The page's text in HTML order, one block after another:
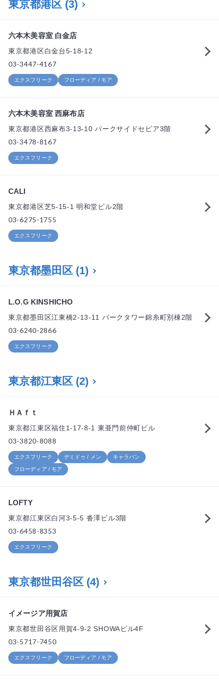
東京都港区 (3)
六本木美容室 白金店
東京都港区白金台5-18-12
03-3447-4167
エクスフリーク フローディア / モア
六本木美容室 西麻布店
東京都港区西麻布3-13-10 パークサイドセピア3階
03-3478-8167
エクスフリーク
CALI
東京都港区芝5-15-1 明和堂ビル2階
03-6275-1755
エクスフリーク
東京都墨田区 (1)
L.O.G KINSHICHO
東京都墨田区江東橋2-13-11 パークタワー錦糸町別棟2階
03-6240-2866
エクスフリーク
東京都江東区 (2)
ＨＡｆｔ
東京都江東区福住1-17-8-1 東亜門前仲町ビル
03-3820-8088
エクスフリーク デミドゥ / メン キャラバン
フローディア / モア
LOFTY
東京都江東区白河3-5-5 沓澤ビル3階
03-6458-8353
エクスフリーク
東京都世田谷区 (4)
イメージア用賀店
東京都世田谷区用賀4-9-2 SHOWAビル4F
03-5717-7450
エクスフリーク フローディア / モア